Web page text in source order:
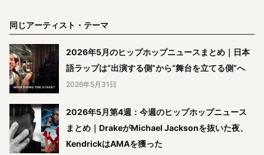
同じアーティスト・テーマ
2026年5月のヒップホップニュースまとめ｜日本
語ラップは“出演する側”から“舞台を立てる側”へ
2026年5月31日
2026年5月第4週：今週のヒップホップニュース
まとめ｜DrakeがMichael Jacksonを抜いた夜、
KendrickはAMAを獲った